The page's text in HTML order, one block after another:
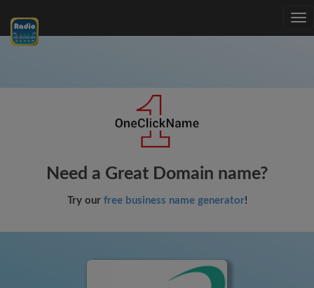
Need a Great Domain name?
Try our free business name generator!